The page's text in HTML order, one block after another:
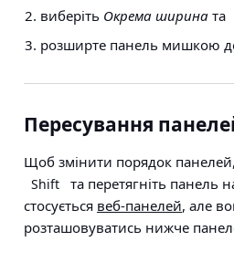
виберіть Окрема ширина та
розширте панель мишкою
Пересування
Щоб змінити порядок
Shift
та перетягніть панель
стосується веб-панелей, але
розташовуватись нижче